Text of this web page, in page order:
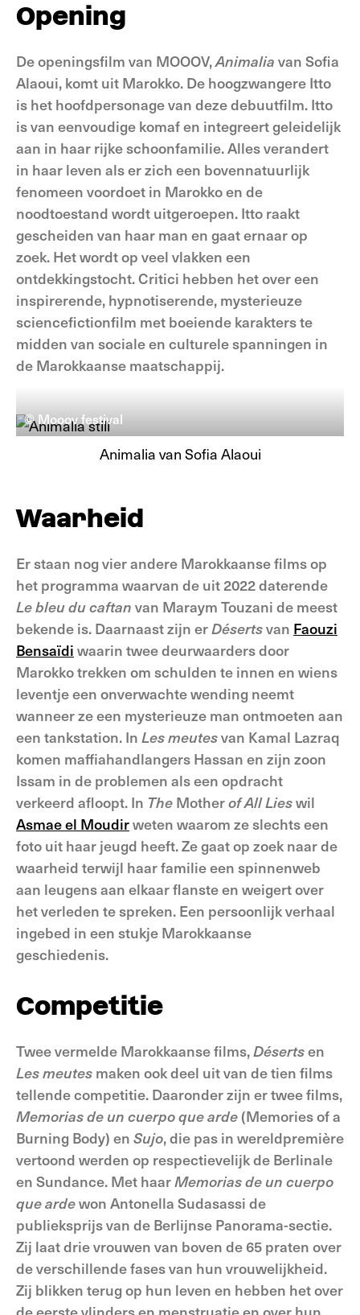
Opening
De openingsfilm van MOOOV,Animalia van Sofia
Alaoui, komt uit Marokko. De hoogzwangere Itto
is het hoofdpersonage van deze debuutfilm. Itto
is van eenvoudige komaf en integreert geleidelijk
aan in haar rijke schoonfamilie. Alles verandert
in haar leven als er zich een bovennatuurlijk
fenomeen voordoet in Marokko en de
noodtoestand wordt uitgeroepen. Itto raakt
gescheiden van haar man en gaat ernaar op
zoek. Het wordt op veel vlakken een
ontdekkingstocht. Critici hebben het over een
inspirerende, hypnotiserende, mysterieuze
sciencefictionfilm met boeiende karakters te
midden van sociale en culturele spanningen in
de Marokkaanse maatschappij.
© Mooov festival
Animalia van Sofia Alaoui
Waarheid
Er staan nog vier andere Marokkaanse films op
het programma waarvan de uit 2022 daterende
Le bleu ducaftan van Maraym Touzani de meest
bekende is. Daarnaast zijn erDésertsvan Faouzi
Bensaïdi waarin twee deurwaarders door
Marokko trekken om schulden te innen en wiens
leventje een onverwachte wending neemt
wanneer ze een mysterieuze man ontmoeten aan
een tankstation. In Les meutesvan Kamal Lazraq
komen maffiahandlangers Hassan en zijn zoon
Issam in de problemen als een opdracht
verkeerd afloopt. In The MotherofAll Lieswil
Asmae el Moudirweten waarom ze slechts een
foto uit haar jeugd heeft. Ze gaat op zoek naar de
waarheid terwijl haar familie een spinnenweb
aan leugens aan elkaar flanste en weigert over
het verleden te spreken. Een persoonlijk verhaal
ingebed in een stukje Marokkaanse
geschiedenis.
Competitie
Twee vermelde Marokkaanse films,Désertsen
Les meutes maken ook deel uit van de tien films
tellende competitie. Daaronder zijn er twee films,
Memorias de un cuerpoque arde (Memories of a
Burning Body) en Sujo, die pas in wereldpremière
vertoond werden op respectievelijk de Berlinale
en Sundance. Met haarMemorias de un cuerpo
que ardewon Antonella Sudasassi de
publieksprijs van de Berlijnse Panorama-sectie.
Zij laat drie vrouwen van boven de 65 praten over
de verschillende fases van hun vrouwelijkheid.
Zij blikken terug op hun leven en hebben het over